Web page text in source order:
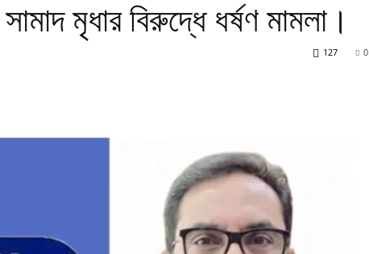
মৃধার বিরুদ্ধে ধর্ষণ মামলা।
0
127